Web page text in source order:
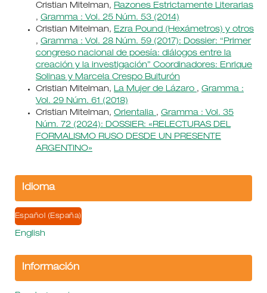
Cristian Mitelman, Razones Estrictamente Literarias
, Gramma : Vol. 25 Núm. 53 (2014)
Cristian Mitelman, Ezra Pound (Hexámetros) y otros
, Gramma : Vol. 28 Núm. 59 (2017): Dossier: “Primer
congreso nacional de poesía: diálogos entre la
creación y la investigación” Coordinadores: Enrique
Solinas y Marcela Crespo Buiturón
Cristian Mitelman, La Mujer de Lázaro , Gramma :
Vol. 29 Núm. 61 (2018)
Cristian Mitelman, Orientalia , Gramma : Vol. 35
Núm. 72 (2024): DOSSIER: «RELECTURAS DEL
FORMALISMO RUSO DESDE UN PRESENTE
ARGENTINO»
Idioma
Español (España)
English
Información